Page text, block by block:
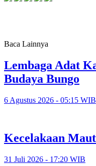
Baca Lainnya
Lembaga Adat
Budaya Bungo
6 Agustus 2026 - 05:15 WIB
Kecelakaan
31 Juli 2026 - 17:20 WIB